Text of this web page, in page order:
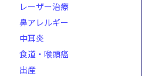
レーザー治療
鼻アレルギー
中耳炎
食道・喉頭癌
出産